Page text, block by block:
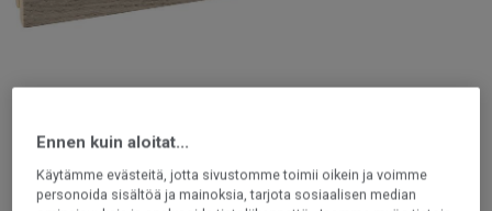
Ennen kuin aloitat...
Käytämme evästeitä, jotta sivustomme toimii oikein ja voimme
personoida sisältöä ja mainoksia, tarjota sosiaalisen median